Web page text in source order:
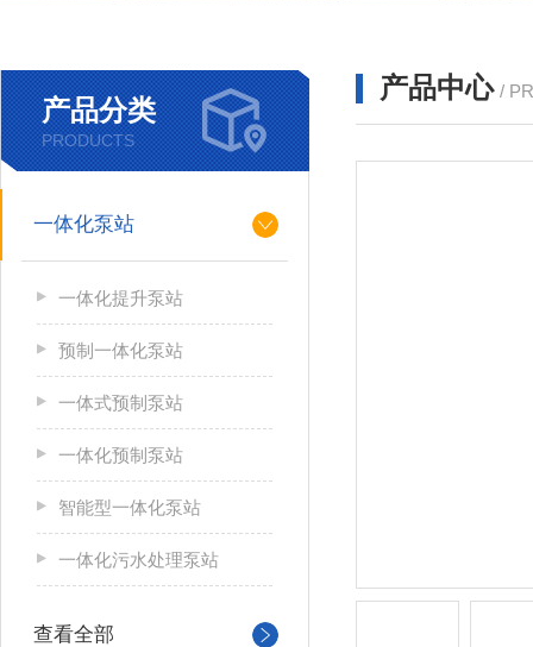
产品分类
PRODUCTS
一体化泵站
一体化提升泵站
预制一体化泵站
一体式预制泵站
一体化预制泵站
智能型一体化泵站
一体化污水处理泵站
查看全部
产品中心 /